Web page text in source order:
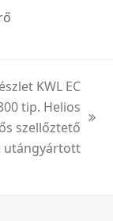
KWL EC
tip. Helios
szellőztető
utángyártott